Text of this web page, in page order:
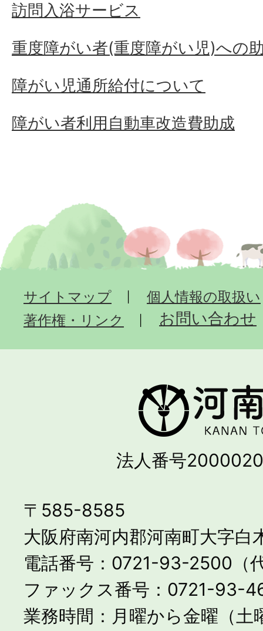
訪問入浴サービス
重度障がい者(重度障がい児)への
障がい児通所給付について
障がい者利用自動車改造費助成
サイトマップ
個人情報の取扱い
著作権・リンク
お問い合わせ
法人番号
〒585-8585
大阪府南河内郡河南町大字白
電話番号：0721-93-2500（
ファックス番号：0721-93-
業務時間：月曜から金曜（土